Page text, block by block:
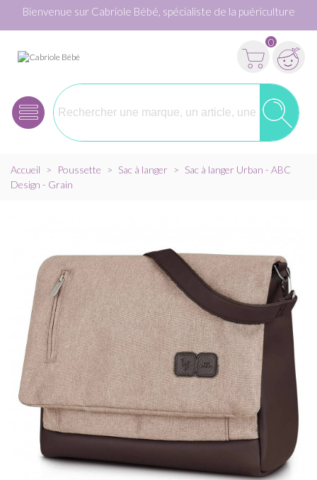
Bienvenue sur Cabriole Bébé, spécialiste de la puériculture
0
Accueil > Poussette > Sac à langer > Sac à langer Urban - ABC
Design - Grain